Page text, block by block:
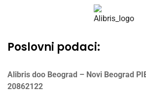
Poslovni podaci:
Alibris doo Beograd – Novi Beograd
20862122